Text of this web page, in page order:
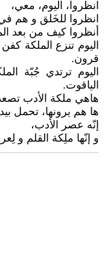
انظروا، اليوم، معي،
انظروا للخَلق و هم
أنظروا كيف من بعد
اليوم تنزع الملكة
قرون.
اليوم ترتدي جُبّة
الياقوت.
هاهي ملكة الأدب تصعد
ها هم يرونها، تحمل
إنّه عصر الأدب،
و إنّها ملِكة القلم و